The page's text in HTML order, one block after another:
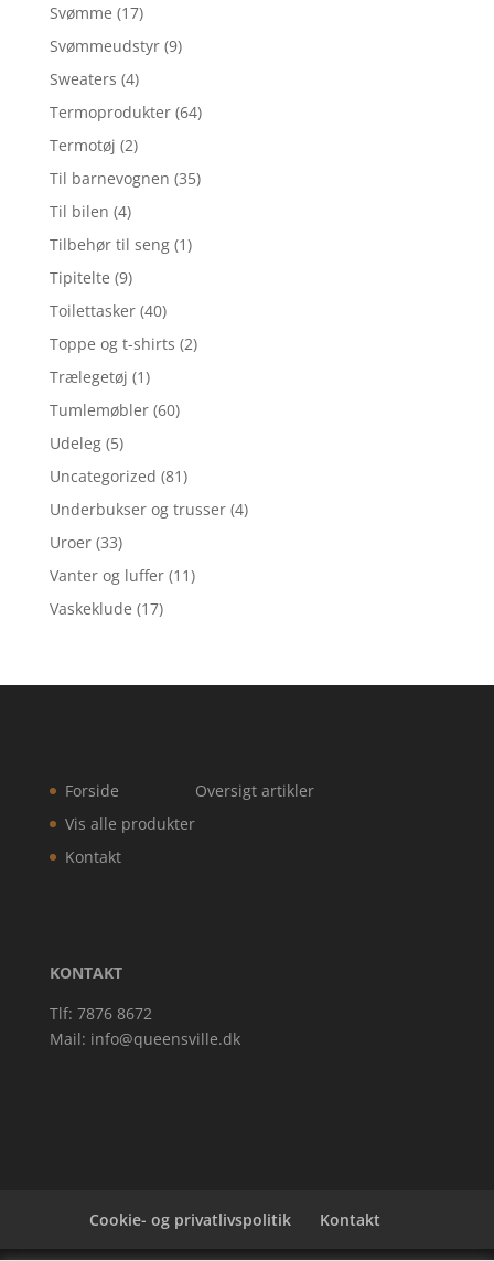
Svømme (17)
Svømmeudstyr (9)
Sweaters (4)
Termoprodukter (64)
Termotøj (2)
Til barnevognen (35)
Til bilen (4)
Tilbehør til seng (1)
Tipitelte (9)
Toilettasker (40)
Toppe og t-shirts (2)
Trælegetøj (1)
Tumlemøbler (60)
Udeleg (5)
Uncategorized (81)
Underbukser og trusser (4)
Uroer (33)
Vanter og luffer (11)
Vaskeklude (17)
Forside
Vis alle produkter
Kontakt
Oversigt artikler
KONTAKT
Tlf: 7876 8672
Mail: info@queensville.dk
Cookie- og privatlivspolitik Kontakt